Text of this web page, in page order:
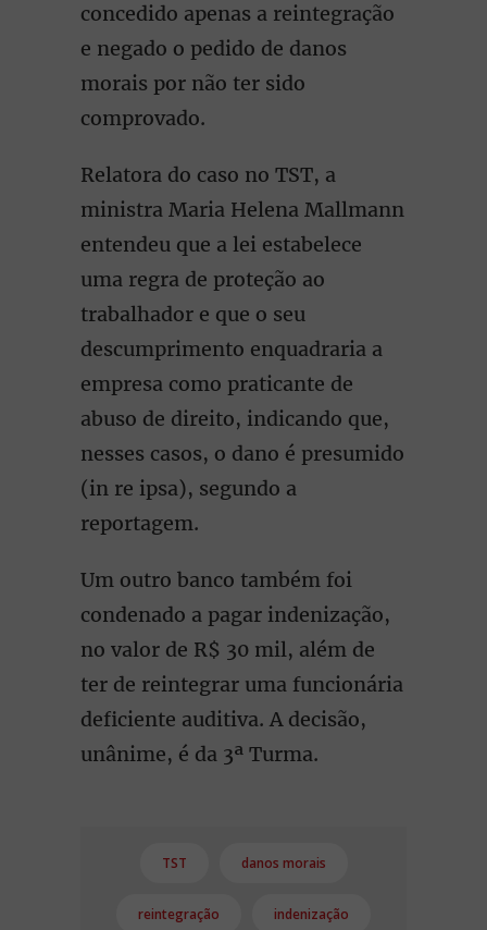
concedido apenas a reintegração
e negado o pedido de danos
morais por não ter sido
comprovado.
Relatora do caso no TST, a
ministra Maria Helena Mallmann
entendeu que a lei estabelece
uma regra de proteção ao
trabalhador e que o seu
descumprimento enquadraria a
empresa como praticante de
abuso de direito, indicando que,
nesses casos, o dano é presumido
(in re ipsa), segundo a
reportagem.
Um outro banco também foi
condenado a pagar indenização,
no valor de R$ 30 mil, além de
ter de reintegrar uma funcionária
deficiente auditiva. A decisão,
unânime, é da 3ª Turma.
TST danos morais
reintegração indenização